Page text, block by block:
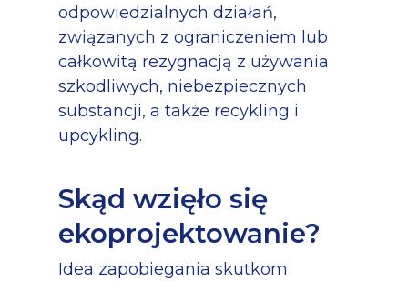
odpowiedzialnych działań,
związanych z ograniczeniem lub
całkowitą rezygnacją z używania
szkodliwych, niebezpiecznych
substancji, a także recykling i
upcykling.
Skąd wzięło się
ekoprojektowanie?
Idea zapobiegania skutkom